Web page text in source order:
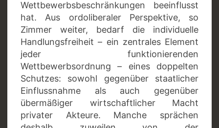
Wettbewerbsbeschränkungen beeinflusst
hat. Aus ordoliberaler Perspektive, so
Zimmer weiter, bedarf die individuelle
Handlungsfreiheit – ein zentrales Element
jeder funktionierenden
Wettbewerbsordnung – eines doppelten
Schutzes: sowohl gegenüber staatlicher
Einflussnahme als auch gegenüber
übermäßiger wirtschaftlicher Macht
privater Akteure. Manche sprächen